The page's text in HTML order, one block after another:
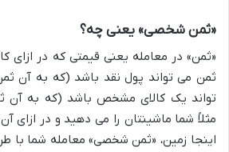
«ثمن شخصی» یعنی چه؟
«ثمن» در معامله یعنی قیمتی که در ازای
ثمن می تواند پول نقد باشد (که به آن
تواند یک کالای مشخص باشد (که به
مثلاً شما ماشینتان را می دهید و در ازای
اینجا زمین، «ثمن شخصی» معامله شما با